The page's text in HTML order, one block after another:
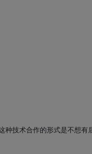
种技术合作的形式是不想有